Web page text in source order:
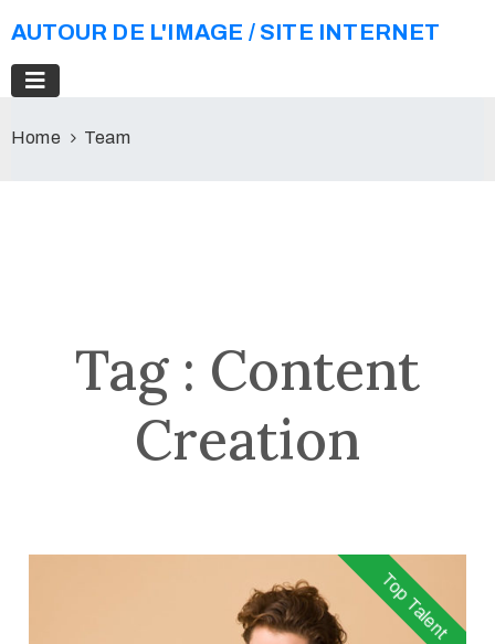
AUTOUR DE L'IMAGE / SITE INTERNET
Home Team
Tag : Content
Creation
Top Talent